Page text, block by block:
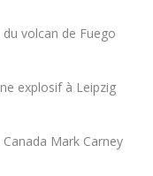
volcan de Fuego
explosif à Leipzig
Mark Carney